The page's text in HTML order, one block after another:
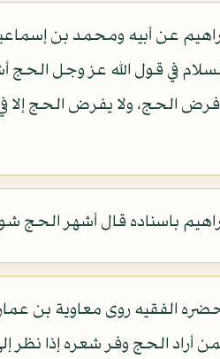
عن أبيه ومحمد بن
السلام في قول الله عز وجل
الحج، ولا يفرض الحج إلا
باسناده قال أشهر
الفقيه روى معاوية بن
أراد الحج وفر شعره إذا نظر